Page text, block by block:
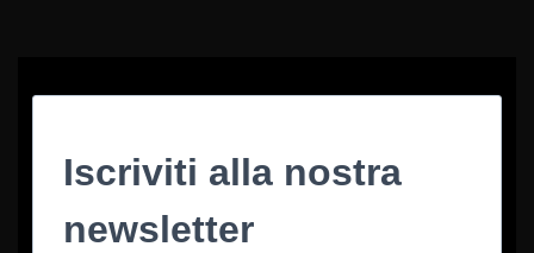
Iscriviti alla nostra
newsletter